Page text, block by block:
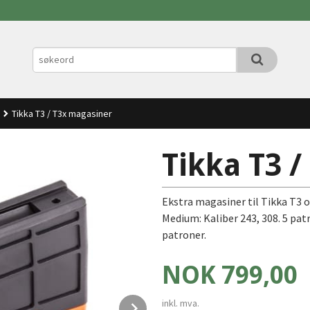
Tikka T3 / T3x magasiner
Next
Tikka T3
Ekstra magasiner til Tikka T3
Medium: Kaliber 243, 308. 5
patroner.
Pris
NOK 799,00
inkl. mva.